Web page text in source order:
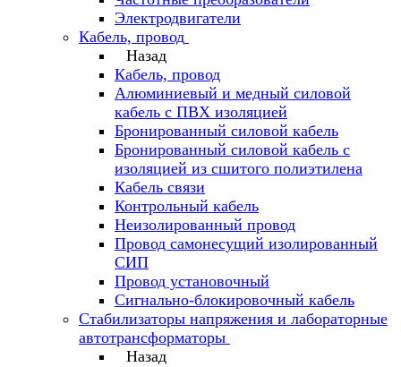
Электродвигатели
Кабель, провод
Назад
Кабель, провод
Алюминиевый и медный силовой
кабель с ПВХ изоляцией
Бронированный силовой кабель
Бронированный силовой кабель с
изоляцией из сшитого полиэтилена
Кабель связи
Контрольный кабель
Неизолированный провод
Провод самонесущий изолированный
СИП
Провод установочный
Сигнально-блокировочный кабель
Стабилизаторы напряжения и лабораторные
автотрансформаторы
Назад